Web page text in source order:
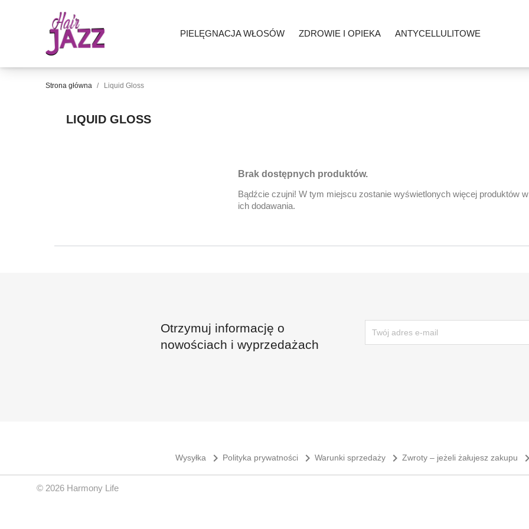
PIELĘGNACJA WŁOSÓW ZDROWIE I OPIEKA ANTYCELLULITOWE
Strona główna Liquid Gloss
LIQUID GLOSS
Brak dostępnych produktów.
Bądźcie czujni! W tym miejscu zostanie wyświetlonych więcej produktów
ich dodawania.
Otrzymuj informację o
nowościach i wyprzedażach
Wysyłka navigate_next Polityka prywatności navigate_next Warunki sprzedaży navigate_next Zwroty – jeżeli żałujesz zakupu navigate_next
© 2026 Harmony Life